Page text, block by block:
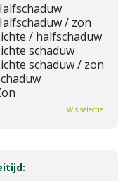
/ zon
/ halfschaduw
schaduw
schaduw / zon
Wis selectie